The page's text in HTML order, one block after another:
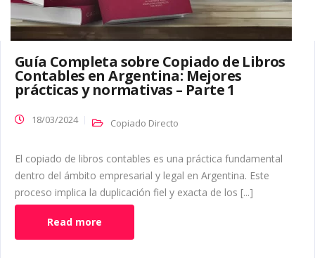
Guía Completa sobre Copiado de Libros
Contables en Argentina: Mejores
prácticas y normativas – Parte 1
18/03/2024 Copiado Directo
El copiado de libros contables es una práctica fundamental
dentro del ámbito empresarial y legal en Argentina. Este
proceso implica la duplicación fiel y exacta de los [...]
Read more